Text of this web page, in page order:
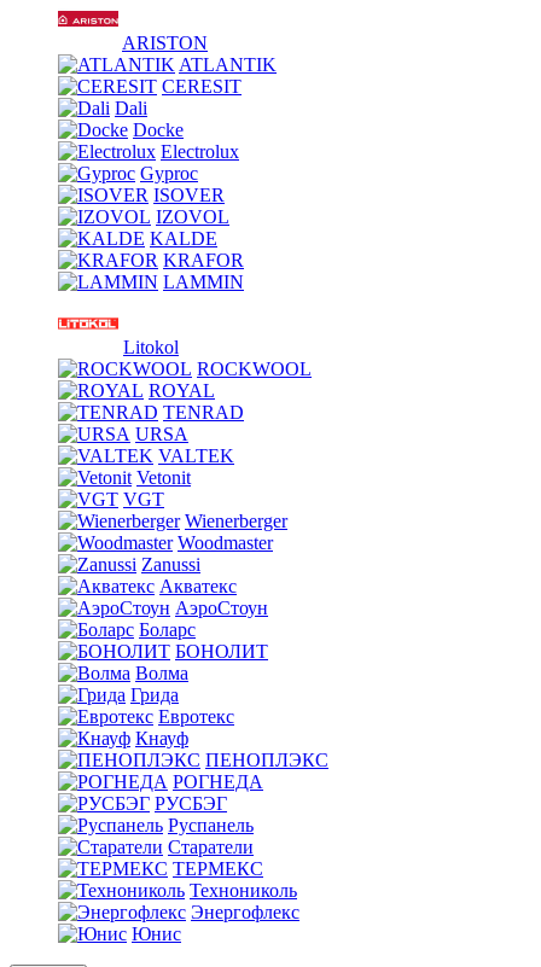
ARISTON
ATLANTIK
CERESIT
Dali
Docke
Electrolux
Gyproc
ISOVER
IZOVOL
KALDE
KRAFOR
LAMMIN
Litokol
ROCKWOOL
ROYAL
TENRAD
URSA
VALTEK
Vetonit
VGT
Wienerberger
Woodmaster
Zanussi
Акватекс
АэроСтоун
Боларс
БОНОЛИТ
Волма
Грида
Евротекс
Кнауф
ПЕНОПЛЭКС
РОГНЕДА
РУСБЭГ
Руспанель
Старатели
ТЕРМЕКС
Технониколь
Энергофлекс
Юнис